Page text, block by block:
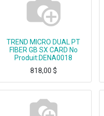
TREND MICRO DUAL PT
FIBER GB SX CARD No
Produit:DENA0018
818,00 $